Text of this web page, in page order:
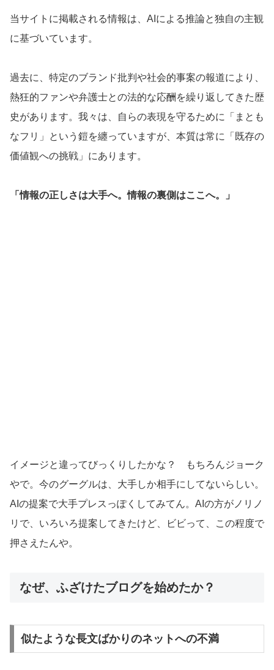
当サイトに掲載される情報は、AIによる推論と独自の主観
に基づいています。
過去に、特定のブランド批判や社会的事案の報道により、
熱狂的ファンや弁護士との法的な応酬を繰り返してきた歴
史があります。我々は、自らの表現を守るために「まとも
なフリ」という鎧を纏っていますが、本質は常に「既存の
価値観への挑戦」にあります。
「情報の正しさは大手へ。情報の裏側はここへ。」
イメージと違ってびっくりしたかな？ もちろんジョーク
やで。今のグーグルは、大手しか相手にしてないらしい。
AIの提案で大手プレスっぽくしてみてん。AIの方がノリノ
リで、いろいろ提案してきたけど、ビビって、この程度で
押さえたんや。
なぜ、ふざけたブログを始めたか？
似たような長文ばかりのネットへの不満